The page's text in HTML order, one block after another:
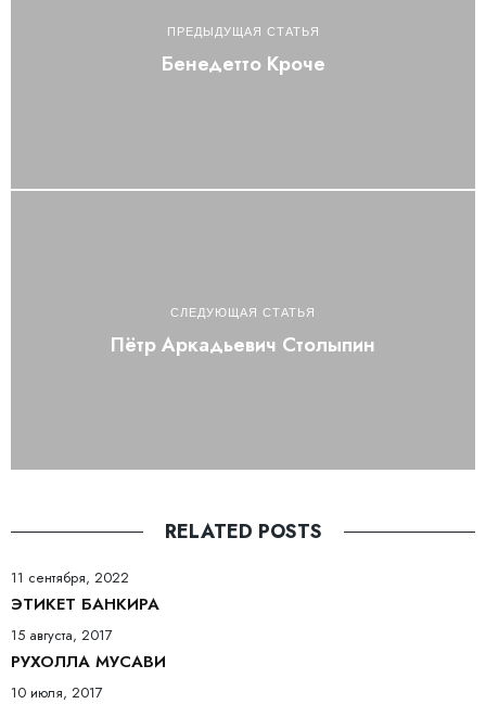
ПРЕДЫДУЩАЯ СТАТЬЯ
Бенедетто Кроче
СЛЕДУЮЩАЯ СТАТЬЯ
Пётр Аркадьевич Столыпин
RELATED POSTS
11 сентября, 2022
ЭТИКЕТ БАНКИРА
15 августа, 2017
РУХОЛЛА МУСАВИ
10 июля, 2017